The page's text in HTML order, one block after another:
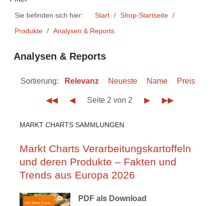
Sie befinden sich hier: Start
Shop-Startseite
Produkte
Analysen & Reports
Analysen & Reports
Sortierung: Relevanz Neueste Name Preis
◀◀ ◀ Seite 2 von 2 ▶ ▶▶
MARKT CHARTS SAMMLUNGEN
Markt Charts Verarbeitungskartoffeln
und deren Produkte – Fakten und
Trends aus Europa 2026
PDF als Download